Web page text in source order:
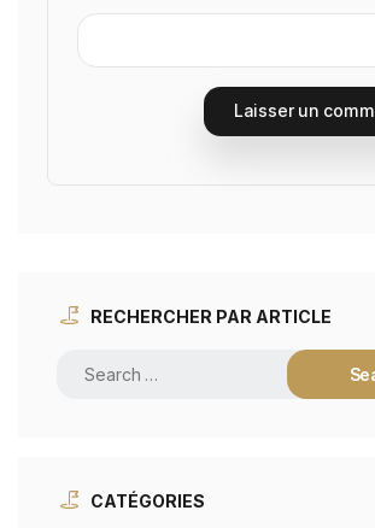
RECHERCHER PAR ARTICLE
CATÉGORIES